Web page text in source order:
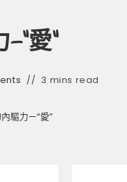
愛”
3 mins read
驅力—“愛”